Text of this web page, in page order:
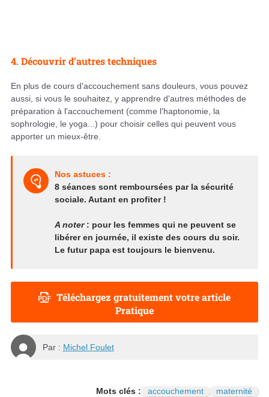
4. Découvrir d’autres techniques
En plus de cours d'accouchement sans douleurs, vous pouvez
aussi, si vous le souhaitez, y apprendre d'autres méthodes de
préparation à l'accouchement (comme l'haptonomie, la
sophrologie, le yoga...) pour choisir celles qui peuvent vous
apporter un mieux-être.
Nos astuces :
8 séances sont remboursées par la sécurité
sociale. Autant en profiter !
A noter : pour les femmes qui ne peuvent se
libérer en journée, il existe des cours du soir.
Le futur papa est toujours le bienvenu.
Téléchargez gratuitement votre article
Pratique
Par : Michel Foulet
Mots clés : accouchement maternité